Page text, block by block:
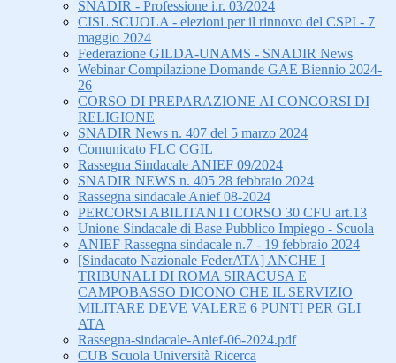
SNADIR - Professione i.r. 03/2024
CISL SCUOLA - elezioni per il rinnovo del CSPI - 7
maggio 2024
Federazione GILDA-UNAMS - SNADIR News
Webinar Compilazione Domande GAE Biennio 2024-
26
CORSO DI PREPARAZIONE AI CONCORSI DI
RELIGIONE
SNADIR News n. 407 del 5 marzo 2024
Comunicato FLC CGIL
Rassegna Sindacale ANIEF 09/2024
SNADIR NEWS n. 405 28 febbraio 2024
Rassegna sindacale Anief 08-2024
PERCORSI ABILITANTI CORSO 30 CFU art.13
Unione Sindacale di Base Pubblico Impiego - Scuola
ANIEF Rassegna sindacale n.7 - 19 febbraio 2024
[Sindacato Nazionale FederATA] ANCHE I
TRIBUNALI DI ROMA SIRACUSA E
CAMPOBASSO DICONO CHE IL SERVIZIO
MILITARE DEVE VALERE 6 PUNTI PER GLI
ATA
Rassegna-sindacale-Anief-06-2024.pdf
CUB Scuola Università Ricerca